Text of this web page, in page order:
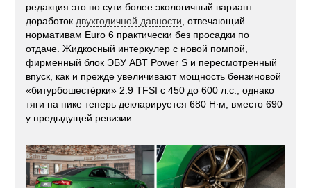
редакция это по сути более экологичный вариант
доработок двухгодичной давности , отвечающий
нормативам Euro 6 практически без просадки по
отдаче. Жидкосный интеркулер с новой помпой,
фирменный блок ЭБУ ABT Power S и пересмотренный
впуск, как и прежде увеличивают мощность бензиновой
«битурбошестёрки» 2.9 TFSI с 450 до 600 л.с., однако
тяги на пике теперь декларируется 680 Н·м, вместо 690
у предыдущей ревизии.